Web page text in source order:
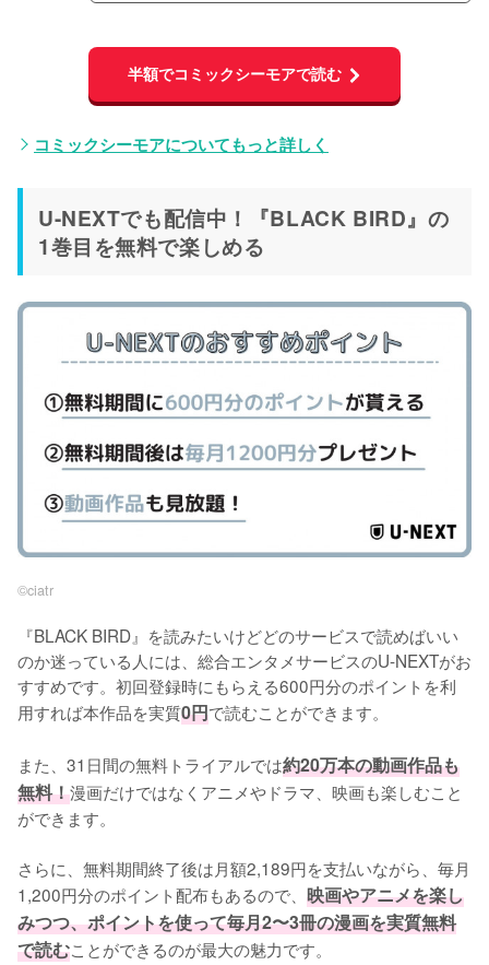
半額でコミックシーモアで読む
コミックシーモアについてもっと詳しく
U-NEXTでも配信中！『BLACK BIRD』の
1巻目を無料で楽しめる
©︎ciatr
『BLACK BIRD』を読みたいけどどのサービスで読めばいい
のか迷っている人には、総合エンタメサービスのU-NEXTがお
すすめです。初回登録時にもらえる600円分のポイントを利
用すれば本作品を実質0円で読むことができます。
また、31日間の無料トライアルでは約20万本の動画作品も
無料！漫画だけではなくアニメやドラマ、映画も楽しむこと
ができます。
さらに、無料期間終了後は月額2,189円を支払いながら、毎月
1,200円分のポイント配布もあるので、 映画やアニメを楽し
みつつ、ポイントを使って毎月2〜3冊の漫画を実質無料
で読むことができるのが最大の魅力です。